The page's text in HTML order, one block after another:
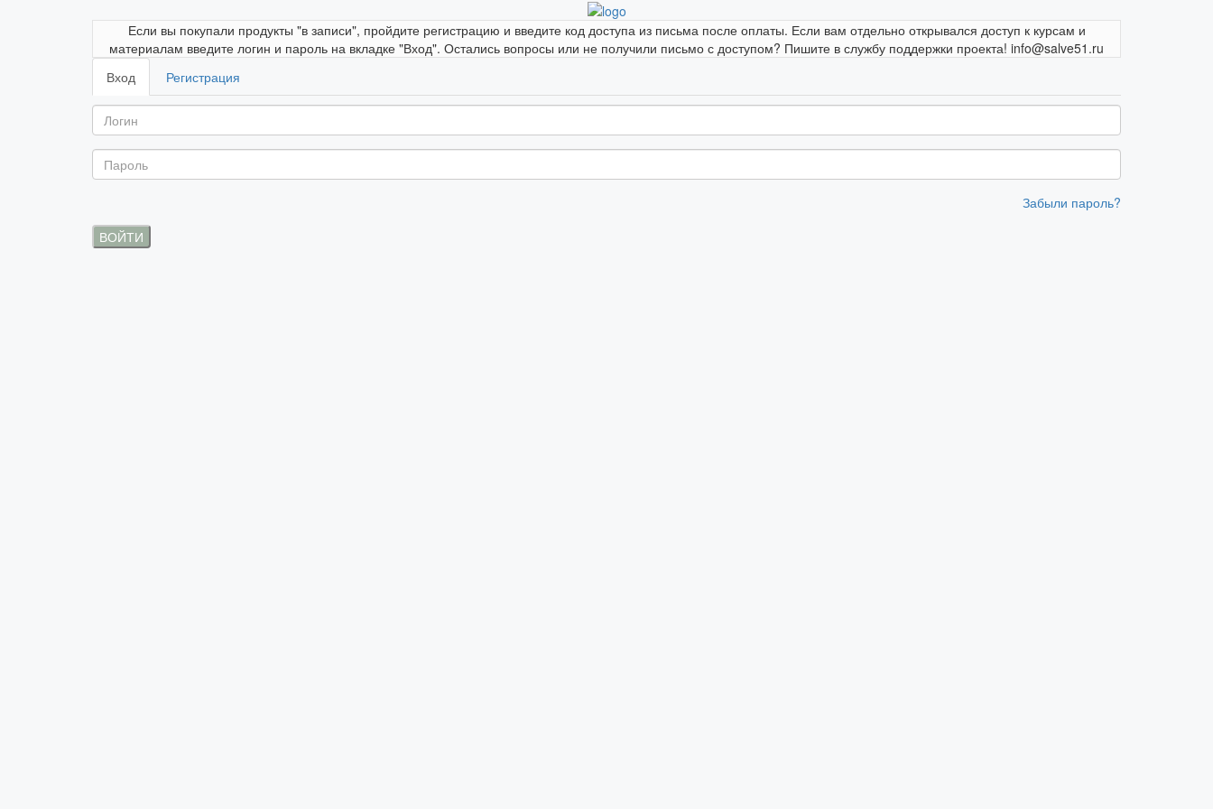
Если вы покупали продукты "в записи", пройдите регистрацию и введите код доступа из письма после оплаты. Если вам отдельно открывался доступ к курсам и
материалам введите логин и пароль на вкладке "Вход". Остались вопросы или не получили письмо с доступом? Пишите в службу поддержки проекта! info@salve51.ru
Вход
Регистрация
Забыли пароль?
ВОЙТИ